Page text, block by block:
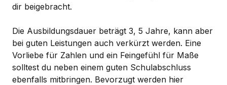
dir beigebracht.
Die Ausbildungsdauer beträgt 3, 5 Jahre, kann aber
bei guten Leistungen auch verkürzt werden. Eine
Vorliebe für Zahlen und ein Feingefühl für Maße
solltest du neben einem guten Schulabschluss
ebenfalls mitbringen. Bevorzugt werden hier